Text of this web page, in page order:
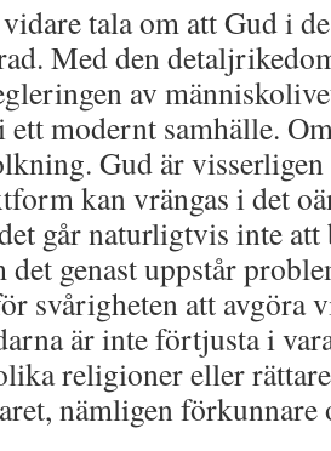
tala om att Gud i
Med den
av
ett modernt samhälle.
Gud är
kan vrängas i det
går naturligtvis inte att
det genast uppstår
svårigheten att avgöra
är inte förtjusta i
religioner eller
nämligen förkunnare